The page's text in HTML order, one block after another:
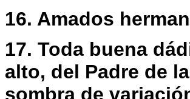
16. Amados
17. Toda buena
alto, del Padre de
sombra de